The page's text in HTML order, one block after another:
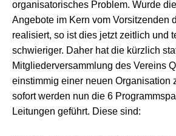
organisatorisches Problem. Wurde
Angebote im Kern vom Vorsitzenden
realisiert, so ist dies jetzt zeitlich und
schwieriger. Daher hat die kürzlich
Mitgliederversammlung des Vereins
einstimmig einer neuen Organisation
sofort werden nun die 6
Leitungen geführt. Diese sind: